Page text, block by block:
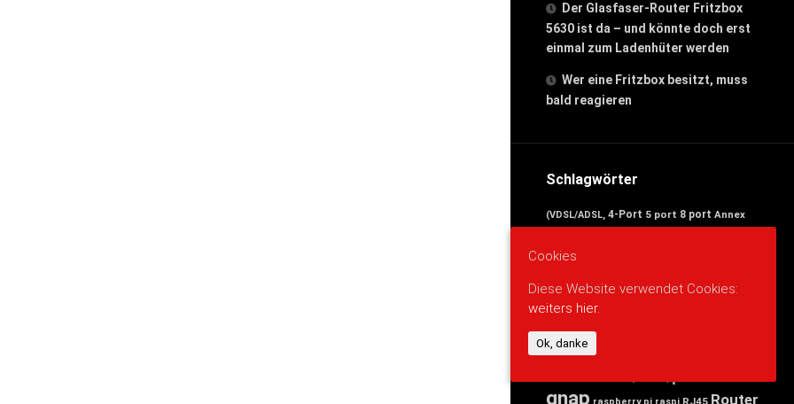
Der Glasfaser-Router Fritzbox
5630 ist da – und könnte doch erst
einmal zum Ladenhüter werden
Wer eine Fritzbox besitzt, muss
bald reagieren
Schlagwörter
(VDSL/ADSL, 4-Port 5 port 8 port Annex
avm
Business
Desktop devolo Dual edimax
esp8266 Ethernet)
FRITZ!Box
Mbit/s nas
qnap RJ45 Router
Cookies
Diese Website verwendet Cookies:
weiters hier.
Ok, danke